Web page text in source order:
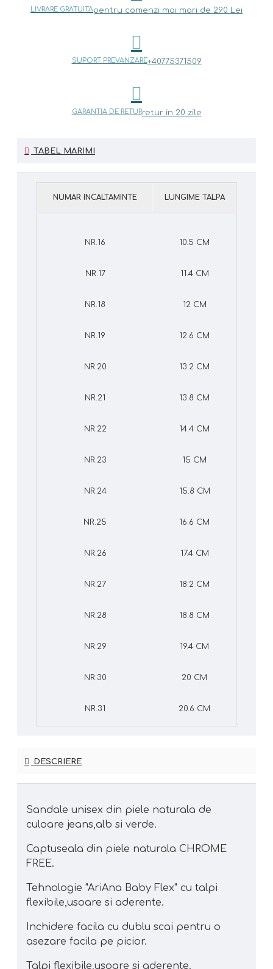
LIVRARE GRATUITApentru comenzi mai mari de 290 Lei
SUPORT PREVANZARE+40775371509
GARANTIA DE RETURretur in 20 zile
TABEL MARIMI
NUMAR INCALTAMINTE LUNGIME TALPA
NR.16 10.5 CM
NR.17 11.4 CM
NR.18 12 CM
NR.19 12.6 CM
NR.20 13.2 CM
NR.21 13.8 CM
NR.22 14.4 CM
NR.23 15 CM
NR.24 15.8 CM
NR.25 16.6 CM
NR.26 17.4 CM
NR.27 18.2 CM
NR.28 18.8 CM
NR.29 19.4 CM
NR.30 20 CM
NR.31 20.6 CM
DESCRIERE
Sandale unisex din piele naturala de
culoare jeans,alb si verde.
Captuseala din piele naturala CHROME
FREE.
Tehnologie "AriAna Baby Flex" cu talpi
flexibile,usoare si aderente.
Inchidere facila cu dublu scai pentru o
asezare facila pe picior.
Talpi flexibile,usoare si aderente.